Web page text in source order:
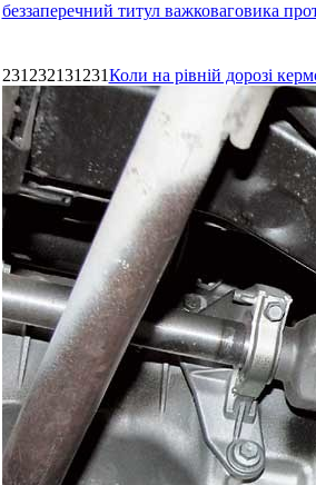
беззаперечний титул важковаговика
231232131231Коли на рівній дорозі